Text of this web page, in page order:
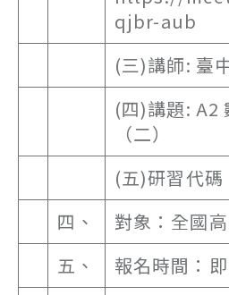
qjbr-aub
(三)講師: 臺
(四)講題: A2
（二）
(五)研習代
四、
對象：全國
五、
報名時間：